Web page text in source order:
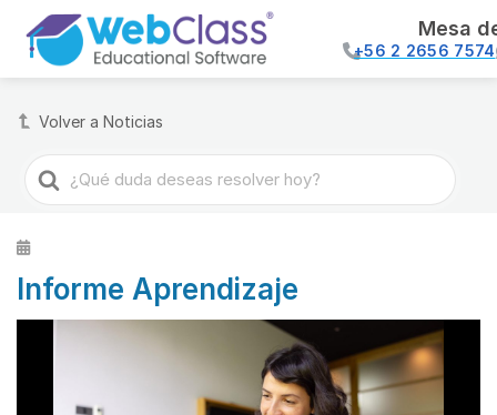
Mesa
+56 2 2656 7574
Volver a Noticias
Buscar
Informe Aprendizaje